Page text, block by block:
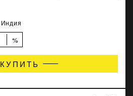
Индия
%
КУПИТЬ